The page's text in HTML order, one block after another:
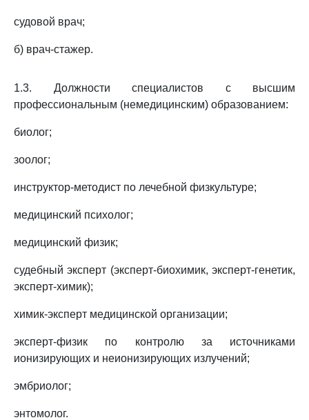
судовой врач;
б) врач-стажер.
1.3. Должности специалистов с высшим
профессиональным (немедицинским) образованием:
биолог;
зоолог;
инструктор-методист по лечебной физкультуре;
медицинский психолог;
медицинский физик;
судебный эксперт (эксперт-биохимик, эксперт-генетик,
эксперт-химик);
химик-эксперт медицинской организации;
эксперт-физик по контролю за источниками
ионизирующих и неионизирующих излучений;
эмбриолог;
энтомолог.